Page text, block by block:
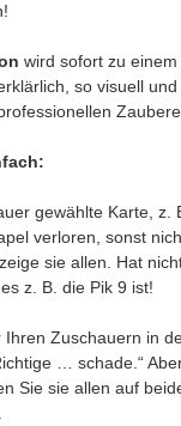
wird sofort zu
so visuell
gewählte Karte, z.
verloren, sonst
sie allen. Hat
z. B. die Pik 9 ist!
Ihren Zuschauern in
… schade.“
Sie sie allen auf